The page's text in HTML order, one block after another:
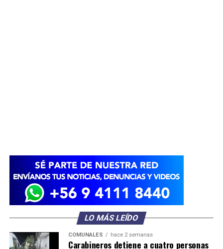
LO MÁS LEÍDO
COMUNALES hace 2 semanas
Carabineros detiene a cuatro personas